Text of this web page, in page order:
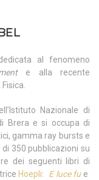
al fenomeno
e alla recente
Nazionale di
Brera e si occupa di
gamma ray bursts e
350 pubblicazioni su
dei seguenti libri di
Hoepli: E luce fue